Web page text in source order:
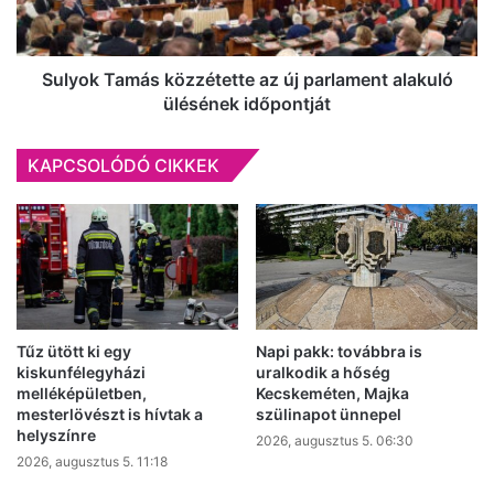
alakuló
ülésének
időpontját
Sulyok Tamás közzétette az új parlament alakuló
ülésének időpontját
KAPCSOLÓDÓ CIKKEK
Tűz ütött ki egy
kiskunfélegyházi
melléképületben,
mesterlövészt is hívtak a
helyszínre
2026, augusztus 5. 11:18
Napi pakk: továbbra is
uralkodik a hőség
Kecskeméten, Majka
szülinapot ünnepel
2026, augusztus 5. 06:30